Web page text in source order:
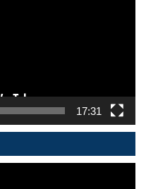
17:31